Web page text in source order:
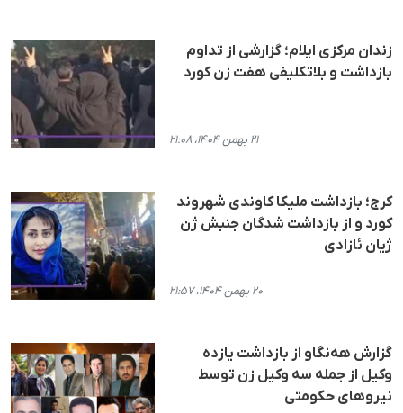
زندان مرکزی ایلام؛ گزارشی از تداوم
بازداشت و بلاتکلیفی هفت زن کورد
۲۱ بهمن ۱۴۰۴، ۲۱:۰۸
کرج؛ بازداشت ملیکا کاوندی شهروند
کورد و از بازداشت شدگان جنبش ژن
ژیان ئازادی
۲۰ بهمن ۱۴۰۴، ۲۱:۵۷
گزارش هه‌نگاو از بازداشت یازده
وکیل از جمله سه وکیل زن توسط
نیروهای حکومتی